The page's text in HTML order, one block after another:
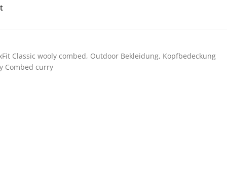
Classic wooly combed, Outdoor Bekleidung, Kopfbedeckung
Combed curry